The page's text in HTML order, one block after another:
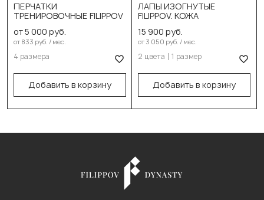
ПЕРЧАТКИ
ТРЕНИРОВОЧНЫЕ FILIPPOV
от 5 000 руб.
от 833 руб. / мес.
4 размера
Добавить в корзину
S
M
L
В корзину
ЛАПЫ ИЗОГНУТЫЕ
FILIPPOV. КОЖА
15 900 руб.
от 3 050 руб. / мес.
2 цвета 1 размер
Добавить в корзину
Белый
Выберите размер:
21см/18см/4см
В корзину